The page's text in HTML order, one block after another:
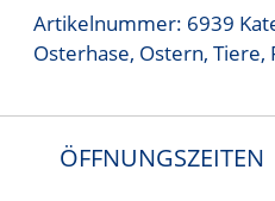
Artikelnummer: 6939
Osterhase, Ostern,Tiere,
ÖFFNUNGSZEITEN